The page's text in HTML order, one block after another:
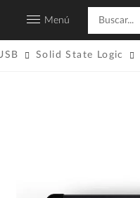
Menú
Solid State Logic